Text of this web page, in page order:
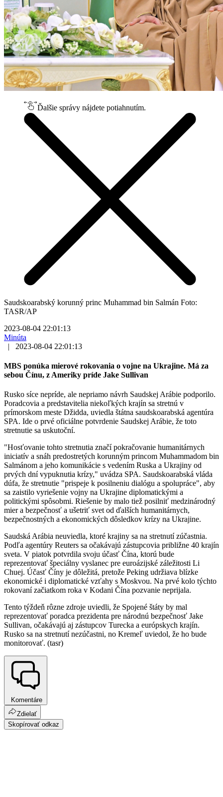
Ďalšie správy nájdete potiahnutím.
Saudskoarabský korunný princ Muhammad bin Salmán Foto:
TASR/AP
2023-08-04 22:01:13
Minúta
|
2023-08-04 22:01:13
MBS ponúka mierové rokovania o vojne na Ukrajine. Má za
sebou Čínu, z Ameriky príde Jake Sullivan
Rusko síce nepríde, ale nepriamo návrh Saudskej Arábie podporilo.
Poradcovia a predstavitelia niekoľkých krajín sa stretnú v
prímorskom meste Džidda, uviedla štátna saudskoarabská agentúra
SPA. Ide o prvé oficiálne potvrdenie Saudskej Arábie, že toto
stretnutie sa uskutoční.
"Hosťovanie tohto stretnutia značí pokračovanie humanitárnych
iniciatív a snáh predostretých korunným princom Muhammadom bin
Salmánom a jeho komunikácie s vedením Ruska a Ukrajiny od
prvých dní vypuknutia krízy," uvádza SPA. Saudskoarabská vláda
dúfa, že stretnutie "prispeje k posilneniu dialógu a spolupráce", aby
sa zaistilo vyriešenie vojny na Ukrajine diplomatickými a
politickými spôsobmi. Riešenie by malo tiež posilniť medzinárodný
mier a bezpečnosť a ušetriť svet od ďalších humanitárnych,
bezpečnostných a ekonomických dôsledkov krízy na Ukrajine.
Saudská Arábia neuviedla, ktoré krajiny sa na stretnutí zúčastnia.
Podľa agentúry Reuters sa očakávajú zástupcovia približne 40 krajín
sveta. V piatok potvrdila svoju účasť Čína, ktorú bude
reprezentovať špeciálny vyslanec pre euroázijské záležitosti Li
Chuej. Účasť Číny je dôležitá, pretože Peking udržiava blízke
ekonomické i diplomatické vzťahy s Moskvou. Na prvé kolo týchto
rokovaní začiatkom roka v Kodani Čína pozvanie neprijala.
Tento týždeň rôzne zdroje uviedli, že Spojené štáty by mal
reprezentovať poradca prezidenta pre národnú bezpečnosť Jake
Sullivan, očakávajú aj zástupcov Turecka a európskych krajín.
Rusko sa na stretnutí nezúčastni, no Kremeľ uviedol, že ho bude
monitorovať. (tasr)
Komentáre
Zdielať
Skopírovať odkaz